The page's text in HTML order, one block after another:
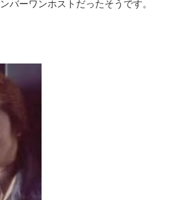
バーワンホストだったそうです。